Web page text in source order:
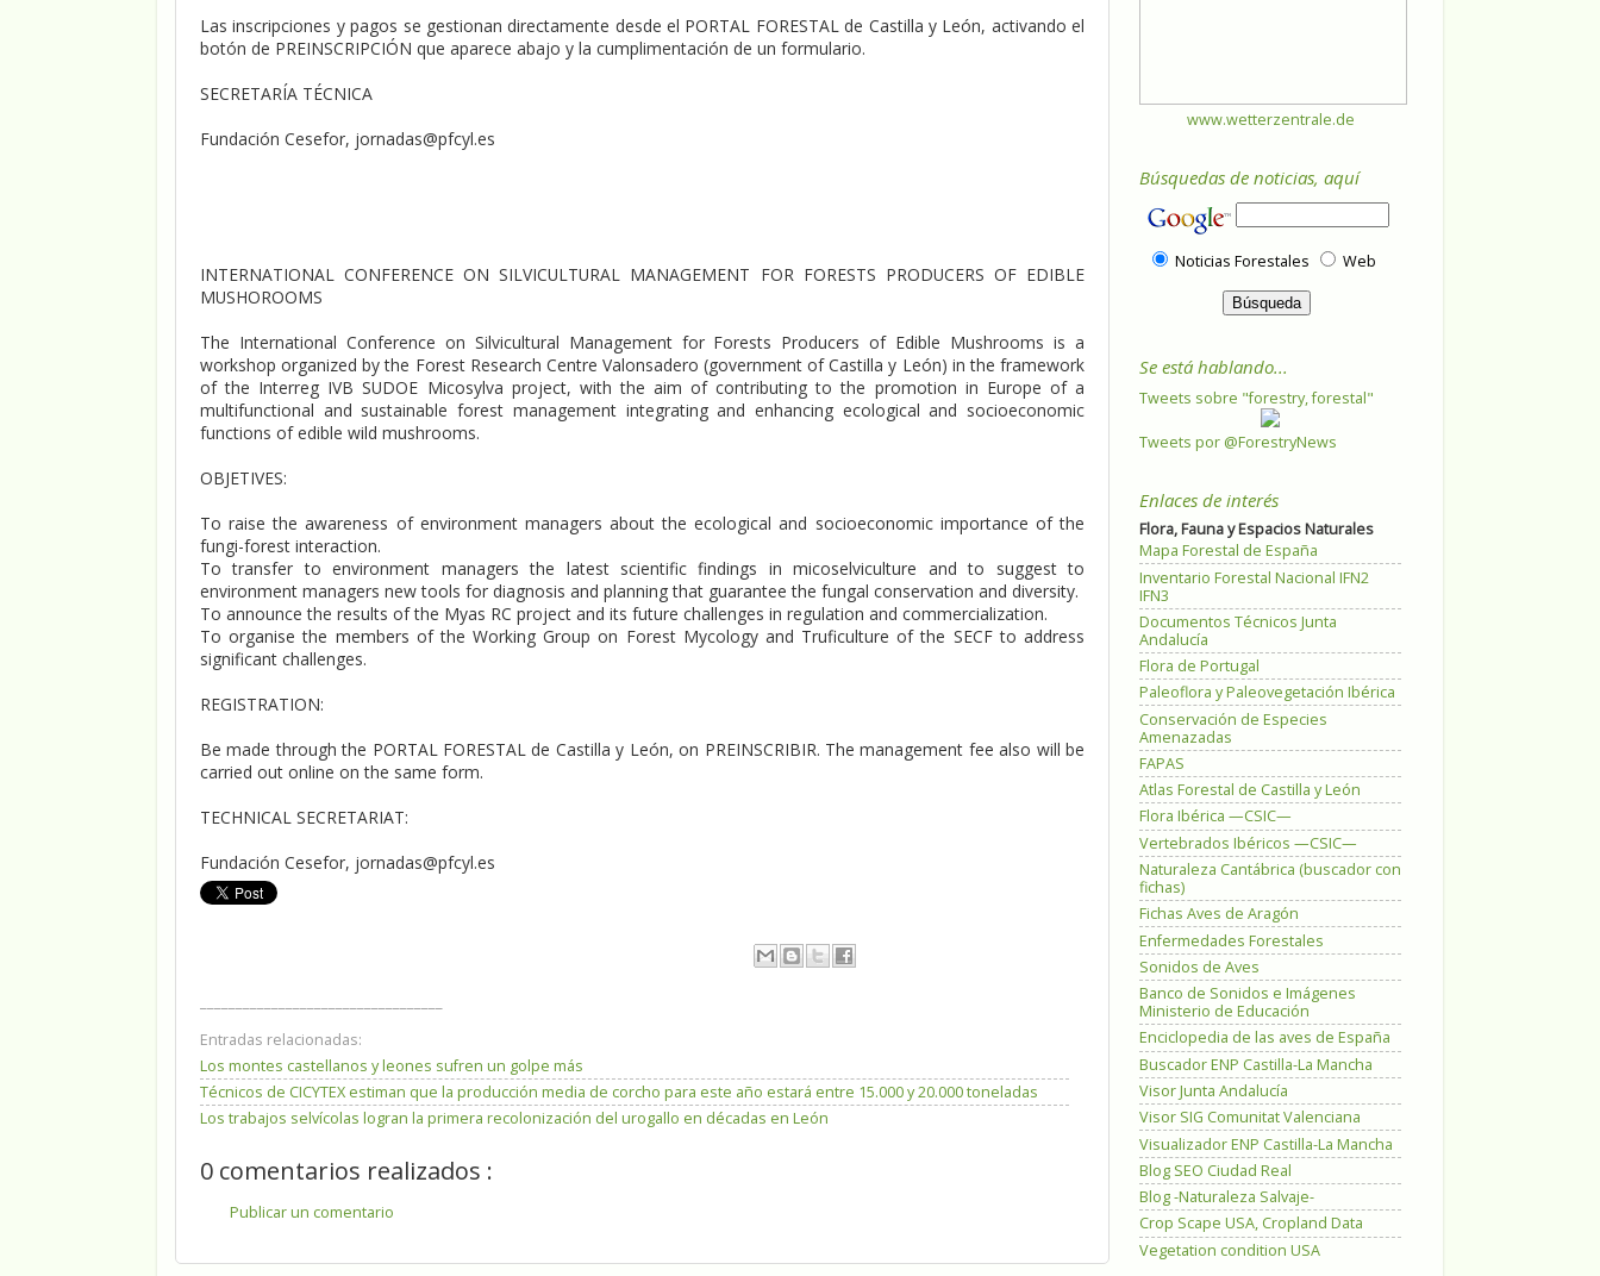
Las inscripciones y pagos se gestionan directamente desde el PORTAL FORESTAL de Castilla y León, activando el
botón de PREINSCRIPCIÓN que aparece abajo y la cumplimentación de un formulario.
SECRETARÍA TÉCNICA
Fundación Cesefor, jornadas@pfcyl.es
INTERNATIONAL CONFERENCE ON SILVICULTURAL MANAGEMENT FOR FORESTS PRODUCERS OF EDIBLE
MUSHOROOMS
The International Conference on Silvicultural Management for Forests Producers of Edible Mushrooms is a
workshop organized by the Forest Research Centre Valonsadero (government of Castilla y León) in the framework
of the Interreg IVB SUDOE Micosylva project, with the aim of contributing to the promotion in Europe of a
multifunctional and sustainable forest management integrating and enhancing ecological and socioeconomic
functions of edible wild mushrooms.
OBJETIVES:
To raise the awareness of environment managers about the ecological and socioeconomic importance of the
fungi-forest interaction.
To transfer to environment managers the latest scientific findings in micoselviculture and to suggest to
environment managers new tools for diagnosis and planning that guarantee the fungal conservation and diversity.
To announce the results of the Myas RC project and its future challenges in regulation and commercialization.
To organise the members of the Working Group on Forest Mycology and Truficulture of the SECF to address
significant challenges.
REGISTRATION:
Be made through the PORTAL FORESTAL de Castilla y León, on PREINSCRIBIR. The management fee also will be
carried out online on the same form.
TECHNICAL SECRETARIAT:
Fundación Cesefor, jornadas@pfcyl.es
Entradas relacionadas:
Los montes castellanos y leones sufren un golpe más
Técnicos de CICYTEX estiman que la producción media de corcho para este año estará entre 15.000 y 20.000 toneladas
Los trabajos selvícolas logran la primera recolonización del urogallo en décadas en León
0 comentarios realizados :
Publicar un comentario
www.wetterzentrale.de
Búsquedas de noticias, aquí
Noticias Forestales Web
Se está hablando...
Tweets sobre "forestry, forestal"
Tweets por @ForestryNews
Enlaces de interés
Flora, Fauna y Espacios Naturales
Mapa Forestal de España
Inventario Forestal Nacional IFN2
IFN3
Documentos Técnicos Junta
Andalucía
Flora de Portugal
Paleoflora y Paleovegetación Ibérica
Conservación de Especies
Amenazadas
FAPAS
Atlas Forestal de Castilla y León
Flora Ibérica —CSIC—
Vertebrados Ibéricos —CSIC—
Naturaleza Cantábrica (buscador con
fichas)
Fichas Aves de Aragón
Enfermedades Forestales
Sonidos de Aves
Banco de Sonidos e Imágenes
Ministerio de Educación
Enciclopedia de las aves de España
Buscador ENP Castilla-La Mancha
Visor Junta Andalucía
Visor SIG Comunitat Valenciana
Visualizador ENP Castilla-La Mancha
Blog SEO Ciudad Real
Blog -Naturaleza Salvaje-
Crop Scape USA, Cropland Data
Vegetation condition USA